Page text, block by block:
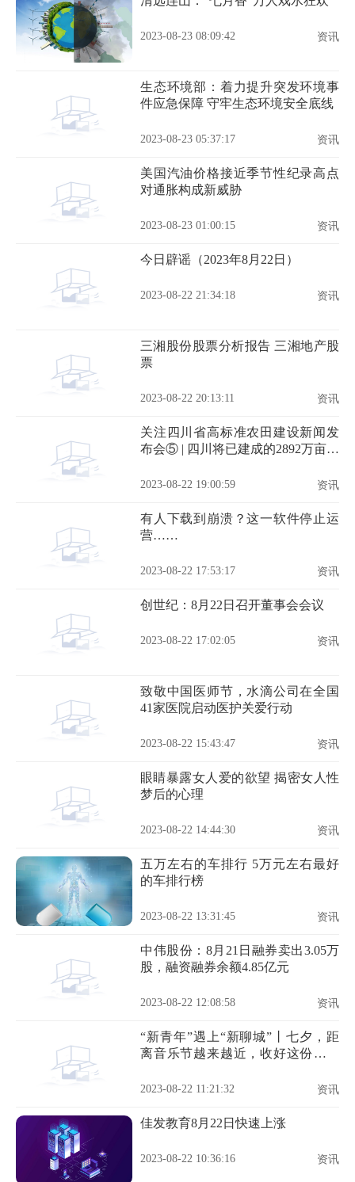
2023-08-23 08:09:42 资讯
生态环境部：着力提升突发环境事
件应急保障 守牢生态环境安全底线
2023-08-23 05:37:17 资讯
美国汽油价格接近季节性纪录高点
对通胀构成新威胁
2023-08-23 01:00:15 资讯
今日辟谣（2023年8月22日）
2023-08-22 21:34:18 资讯
三湘股份股票分析报告 三湘地产股
票
2023-08-22 20:13:11 资讯
关注四川省高标准农田建设新闻发
布会⑤ | 四川将已建成的2892万亩高
保护
2023-08-22 19:00:59 资讯
有人下载到崩溃？这一软件停止运
营……
2023-08-22 17:53:17 资讯
创世纪：8月22日召开董事会会议
2023-08-22 17:02:05 资讯
致敬中国医师节，水滴公司在全国
41家医院启动医护关爱行动
2023-08-22 15:43:47 资讯
眼睛暴露女人爱的欲望 揭密女人性
梦后的心理
2023-08-22 14:44:30 资讯
五万左右的车排行 5万元左右最好
的车排行榜
2023-08-22 13:31:45 资讯
中伟股份：8月21日融券卖出3.05万
股，融资融券余额4.85亿元
2023-08-22 12:08:58 资讯
“新青年”遇上“新聊城”丨七夕，距
离音乐节越来越近，收好这份免费
2023-08-22 11:21:32 资讯
佳发教育8月22日快速上涨
2023-08-22 10:36:16 资讯